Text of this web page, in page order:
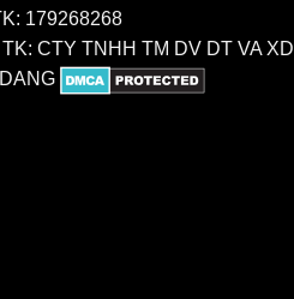
179268268
CTY TNHH TM DV DT VA XD